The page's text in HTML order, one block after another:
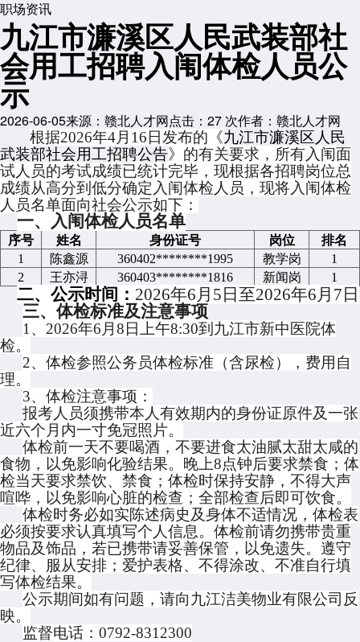
职场资讯
九江市濂溪区人民武装部社
会用工招聘入闱体检人员公
示
2026-06-05来源：赣北人才网点击： 27 次作者：赣北人才网
根据2026年4月16日发布的《九江市濂溪区人民
武装部社会用工招聘公告》的有关要求，所有入闱面
试人员的考试成绩已统计完毕，现根据各招聘岗位总
成绩从高分到低分确定入闱体检人员，现将入闱体检
人员名单面向社会公示如下：
一、 入闱体检人员名单
序号 姓名 身份证号 岗位
排名
1
陈鑫源 360402********1995 教学岗
1
2
王亦浔 360403********1816 新闻岗 1
二、公示时间： 2026年6月 5 日至2026年6月 7 日
三、体检标准及注意事项
1、2026年6月 8 日 上午8:30到 九江市新中医院体
检。
2、体检参照公务员体检标准（含尿检），费用自
理。
3、体检注意事项：
报考人员须携带本人有效期内的身份证原件及一张
近六个月内一寸免冠照片。
体检前一天不要喝酒，不要进食太油腻太甜太咸的
食物，以免影响化验结果。晚上8点钟后要求禁食；体
检当天要求禁饮、禁食；体检时保持安静，不得大声
喧哗，以免影响心脏的检查；全部检查后即可饮食。
体检时务必如实陈述病史及身体不适情况，体检表
必须按要求认真填写个人信息。体检前请勿携带贵重
物品及饰品，若已携带请妥善保管，以免遗失。 遵守
纪律、服从安排；爱护表格、不得涂改、不准自行填
写体检结果。
公示期间如有问题，请向九江洁美物业有限公司反
映。
监督电话： 0792-8312300